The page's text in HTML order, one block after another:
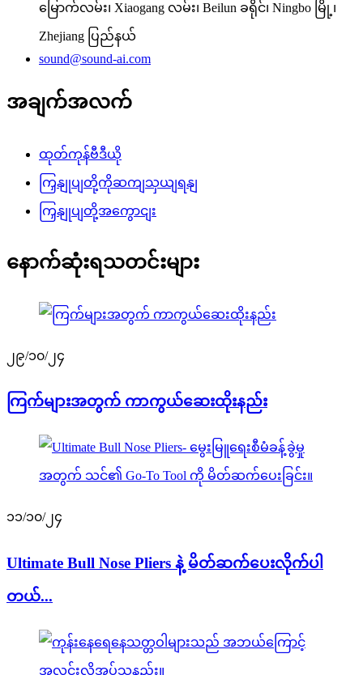
မြောက်လမ်း၊ Xiaogang လမ်း၊ Beilun ခရိုင်၊ Ningbo မြို့၊
Zhejiang ပြည်နယ်
sound@sound-ai.com
အချက်အလက်
ထုတ်ကုန်ဗီဒီယို
ကြှနျုပျတို့ကိုဆကျသှယျရနျ
ကြှနျုပျတို့အကွောငျး
နောက်ဆုံးရသတင်းများ
၂၉/၁၀/၂၄
ကြက်များအတွက် ကာကွယ်ဆေးထိုးနည်း
၁၁/၁၀/၂၄
Ultimate Bull Nose Pliers နဲ့ မိတ်ဆက်ပေးလိုက်ပါ
တယ်...